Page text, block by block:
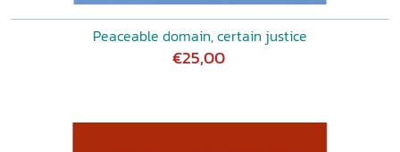
Peaceable domain, certain justice
€25,00